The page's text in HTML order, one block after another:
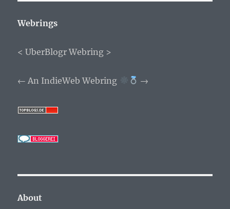
Webrings
< UberBlogr Webring >
← An IndieWeb Webring →
About